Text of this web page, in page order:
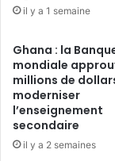
il y a 1 semaine
Ghana : la
mondiale
millions de
moderniser
l’enseignement
secondaire
il y a 2 semaines